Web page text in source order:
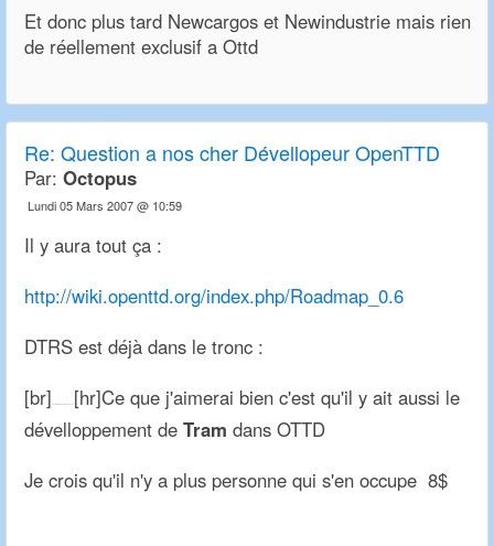
Et donc plus tard Newcargos et Newindustrie mais rien
de réellement exclusif a Ottd
Re: Question a nos cher Dévellopeur OpenTTD
Par: Octopus
Lundi 05 Mars 2007 @ 10:59
Il y aura tout ça :
http://wiki.openttd.org/index.php/Roadmap_0.6
DTRS est déjà dans le tronc :
[br]
[hr]Ce que j'aimerai bien c'est qu'il y ait aussi le
dévelloppement de Tram dans OTTD
Je crois qu'il n'y a plus personne qui s'en occupe 8$